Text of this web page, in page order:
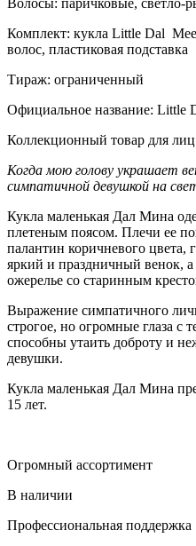
Комплект: кукла Little Dal
волос, пластиковая подставка
Тираж: ограниченный
Официальное название: Little
Коллекционный товар для
Когда мою голову украшает
симпатичной девушкой на
Кукла маленькая Дал Мина
плетеным поясом. Плечи ее
палантин коричневого цвета,
яркий и праздничный венок,
ожерелье со старинным
Выражение симпатичного
строгое, но огромные глаза с
способны утаить доброту и
девушки.
Кукла маленькая Дал Мина
15 лет.
Огромный ассортимент
В наличии
Профессиональная поддержка